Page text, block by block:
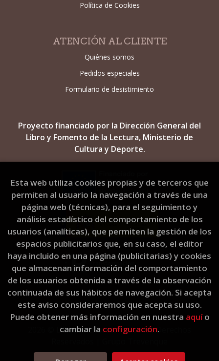
Política de Cookies
ATENCIÓN AL CLIENTE
Quiénes somos
Pedidos especiales
Formulario de desistimiento
Proyecto financiado por la Dirección General del
Libro y Fomento de la Lectura, Ministerio de
Cultura y Deporte.
L'Eixam Llibres. Todos los Derechos
Esta web utiliza cookies propias y de terceros que
permiten al usuario la navegación a través de una
página web (técnicas), para el seguimiento y
análisis estadístico del comportamiento de los
usuarios (analíticas), que permiten la gestión de los
espacios publicitarios que, en su caso, el editor
haya incluido en una página (publicitarias) y cookies
que almacenan información del comportamiento
de los usuarios obtenida a través de la observación
continuada de sus hábitos de navegación. Si acepta
este aviso consideraremos que acepta su uso.
Puede obtener más información en nuestra aquío
cambiar la configuración.